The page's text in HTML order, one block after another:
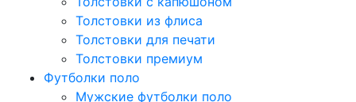
Толстовки из флиса
Толстовки для печати
Толстовки премиум
Футболки поло
Мужские футболки поло